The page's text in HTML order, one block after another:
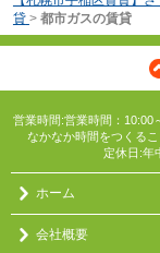
貸 > 都市ガスの賃貸
営業時間:営業時間：10:00
なかなか時間をつくる
定休日:年
ホーム
会社概要